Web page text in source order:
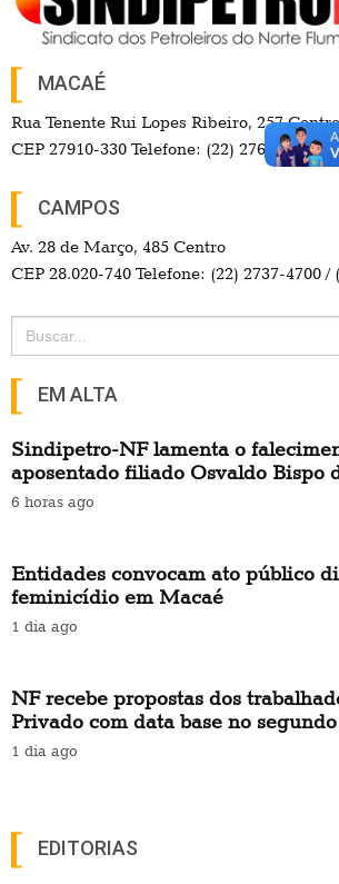
MACAÉ
Rua Tenente Rui Lopes Ribeiro, 257 Centro
CEP 27910-330 Telefone: (22) 2765-9550 /
CAMPOS
Av. 28 de Março, 485 Centro
CEP 28.020-740 Telefone: (22) 2737-4700 /
Search
for:
EM ALTA
Sindipetro-NF lamenta o
aposentado filiado Osvaldo Bispo
6 horas ago
Entidades convocam ato público
feminicídio em Macaé
1 dia ago
NF recebe propostas dos
Privado com data base no
1 dia ago
EDITORIAS